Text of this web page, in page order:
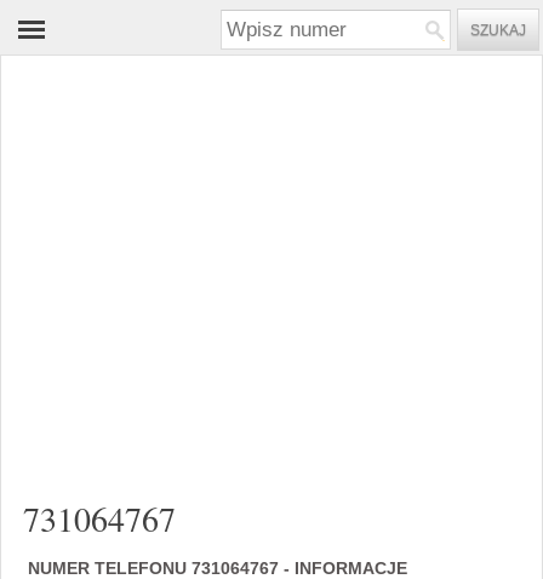
731064767
NUMER TELEFONU 731064767 - INFORMACJE